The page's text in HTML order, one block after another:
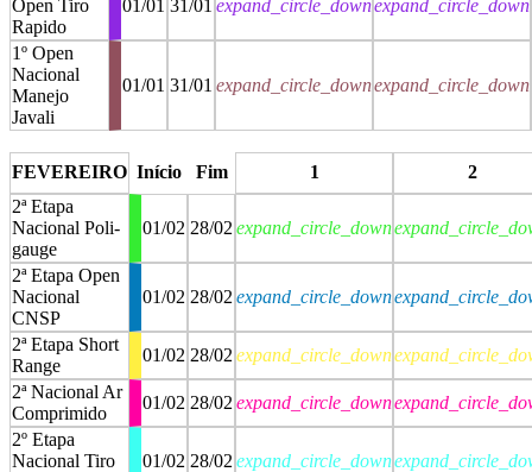
Open Tiro
Rapido
01/01 31/01 expand_circle_downexpand_circle_down
1º Open
Nacional
Manejo
Javali
01/01 31/01 expand_circle_downexpand_circle_down
FEVEREIRO Início Fim 1
2
2ª Etapa
Nacional Poli-
gauge
01/02 28/02 expand_circle_down
2ª Etapa Open
Nacional
CNSP
01/02 28/02 expand_circle_down
2ª Etapa Short
Range
01/02 28/02 expand_circle_down
2ª Nacional Ar
Comprimido
01/02 28/02 expand_circle_down
2º Etapa
Nacional Tiro
01/02 28/02 expand_circle_down